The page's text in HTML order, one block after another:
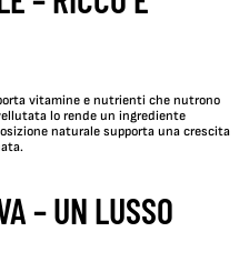
vitamine e nutrienti che nutrono
lo rende un ingrediente
naturale supporta una crescita
– UN LUSSO